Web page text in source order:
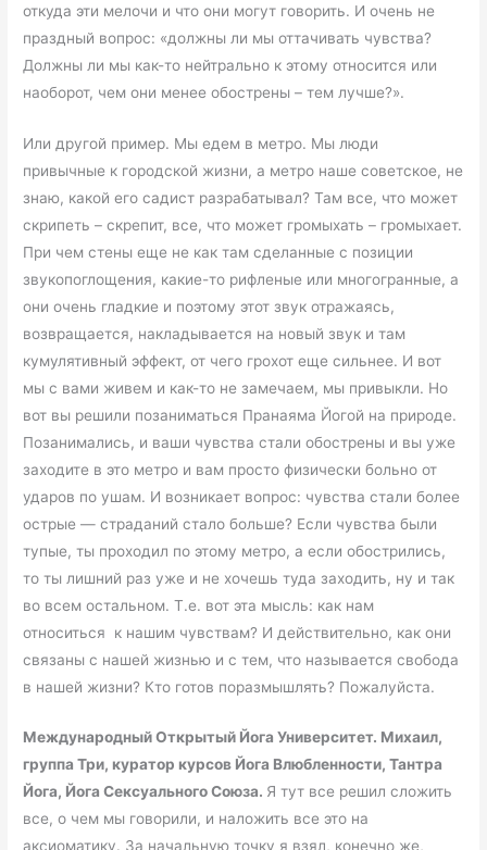
откуда эти мелочи и что они могут говорить. И очень не
праздный вопрос: «должны ли мы оттачивать чувства?
Должны ли мы как-то нейтрально к этому относится или
наоборот, чем они менее обострены – тем лучше?».
Или другой пример. Мы едем в метро. Мы люди
привычные к городской жизни, а метро наше советское, не
знаю, какой его садист разрабатывал? Там все, что может
скрипеть – скрепит, все, что может громыхать – громыхает.
При чем стены еще не как там сделанные с позиции
звукопоглощения, какие-то рифленые или многогранные, а
они очень гладкие и поэтому этот звук отражаясь,
возвращается, накладывается на новый звук и там
кумулятивный эффект, от чего грохот еще сильнее. И вот
мы с вами живем и как-то не замечаем, мы привыкли. Но
вот вы решили позаниматься Пранаяма Йогой на природе.
Позанимались, и ваши чувства стали обострены и вы уже
заходите в это метро и вам просто физически больно от
ударов по ушам. И возникает вопрос: чувства стали более
острые — страданий стало больше? Если чувства были
тупые, ты проходил по этому метро, а если обострились,
то ты лишний раз уже и не хочешь туда заходить, ну и так
во всем остальном. Т.е. вот эта мысль: как нам
относиться к нашим чувствам? И действительно, как они
связаны с нашей жизнью и с тем, что называется свобода
в нашей жизни? Кто готов поразмышлять? Пожалуйста.
Международный Открытый Йога Университет. Михаил,
группа Три, куратор курсов Йога Влюбленности, Тантра
Йога, Йога Сексуального Союза. Я тут все решил сложить
все, о чем мы говорили, и наложить все это на
аксиоматику. За начальную точку я взял, конечно же,